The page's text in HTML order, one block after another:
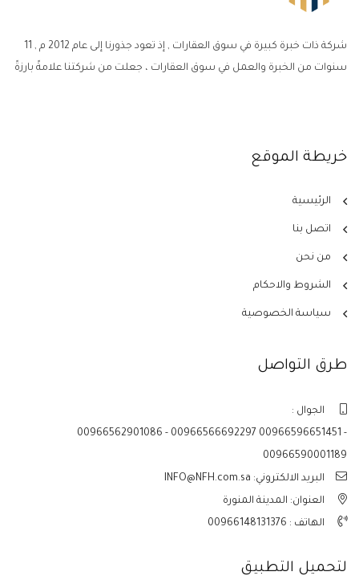
شركة ذات خبرة كبيرة في سوق العقارات , إذ تعود جذورنا إلى عام 2012 م , 11
سنوات من الخبرة والعمل في سوق العقارات ، جعلت من شركتنا علامةً بارزةً
خريطة الموقع
الرئيسية
اتصل بنا
من نحن
الشروط والاحكام
سياسة الخصوصية
طرق التواصل
الجوال :
00966562901086 - 00966566692297 00966596651451 -
00966590001189
البريد الالكتروني: INFO@NFH.com.sa
العنوان: المدينة المنورة
الهاتف : 00966148131376
لتحميل التطبيق